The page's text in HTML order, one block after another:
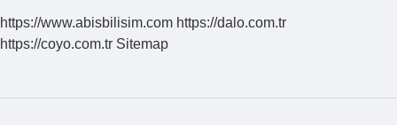
https://www.abisbilisim.com https://dalo.com.tr
https://coyo.com.tr Sitemap